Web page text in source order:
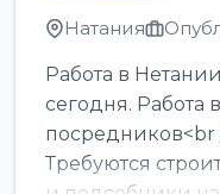
Натания
Работа в
сегодня. Работа
посредников<br
Требуются